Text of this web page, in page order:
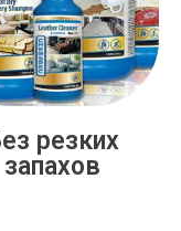
резких
запахов